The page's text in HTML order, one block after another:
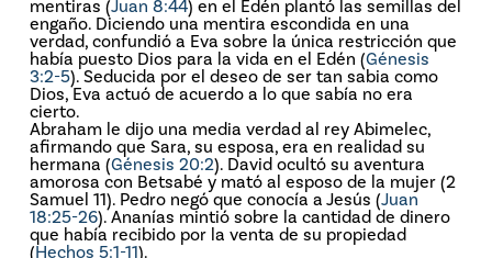
mentiras (Juan 8:44) en el Edén plantó las semillas del
engaño. Diciendo una mentira escondida en una
verdad, confundió a Eva sobre la única restricción que
había puesto Dios para la vida en el Edén (Génesis
3:2-5). Seducida por el deseo de ser tan sabia como
Dios, Eva actuó de acuerdo a lo que sabía no era
cierto.
Abraham le dijo una media verdad al rey Abimelec,
afirmando que Sara, su esposa, era en realidad su
hermana (Génesis 20:2). David ocultó su aventura
amorosa con Betsabé y mató al esposo de la mujer (2
Samuel 11). Pedro negó que conocía a Jesús (Juan
18:25-26). Ananías mintió sobre la cantidad de dinero
que había recibido por la venta de su propiedad
(Hechos 5:1-11).